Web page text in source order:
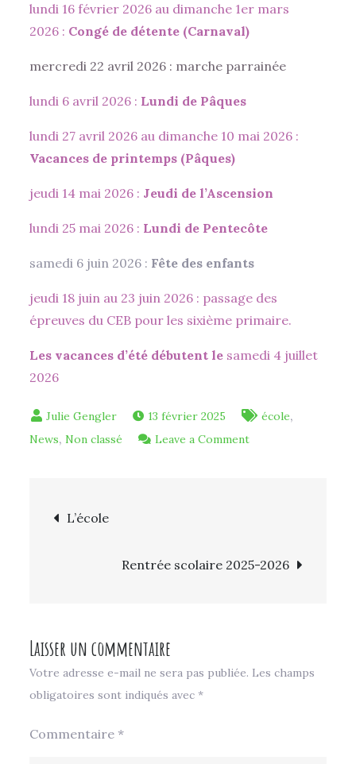
lundi 16 février 2026 au dimanche 1er mars
2026 : Congé de détente (Carnaval)
mercredi 22 avril 2026 : marche parrainée
lundi 6 avril 2026 : Lundi de Pâques
lundi 27 avril 2026 au dimanche 10 mai 2026 :
Vacances de printemps (Pâques)
jeudi 14 mai 2026 : Jeudi de l’Ascension
lundi 25 mai 2026 : Lundi de Pentecôte
samedi 6 juin 2026 : Fête des enfants
jeudi 18 juin au 23 juin 2026 : passage des
épreuves du CEB pour les sixième primaire.
Les vacances d’été débutent le samedi 4 juillet
2026
13 février 2025 école,
News, Non classé Leave a Commenton
Navigation
L’école
Rentrée scolaire 2025-2026
Laisser un commentaire
Votre adresse e-mail ne sera pas publiée. Les champs
obligatoires sont indiqués avec*
Commentaire*